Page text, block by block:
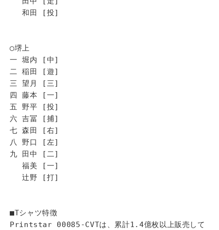
和田 [投]
◯堺上
一 堀内 [中]
二 稲田 [遊]
三 望月 [三]
四 藤本 [一]
五 野平 [投]
六 吉冨 [捕]
七 森田 [右]
八 野口 [左]
九 田中 [二]
福美 [一]
辻野 [打]
■Tシャツ特徴
Printstar 00085-CVTは、累計1.4億枚以上販売して